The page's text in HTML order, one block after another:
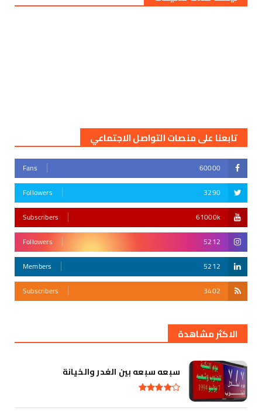
تابعنا على منصات التواصل الاجتماعي
60000
Fans
3290
Followers
61000k
Subscribers
5212
Followers
5212
Members
3402
Subscribers
الاكثر مشاهدة
سبعه سبعه بين الغدر والخيانة